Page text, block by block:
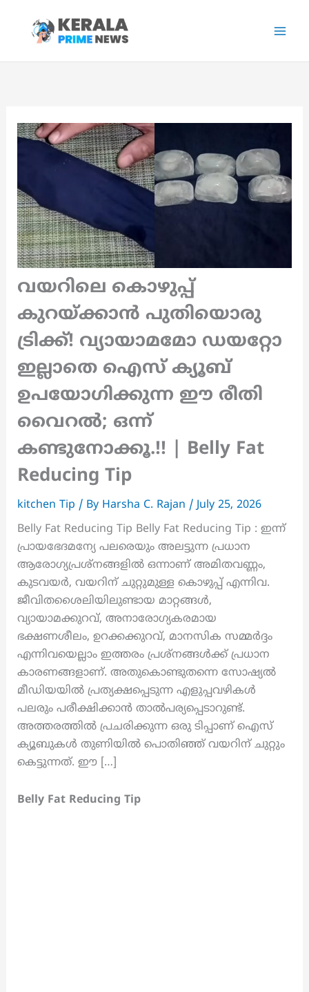
content
വയറിലെ കൊഴുപ്പ്
കുറയ്ക്കാൻ പുതിയൊരു
ട്രിക്ക്! വ്യായാമമോ ഡയറ്റോ
ഇല്ലാതെ ഐസ് ക്യൂബ്
ഉപയോഗിക്കുന്ന ഈ രീതി
വൈറൽ; ഒന്ന്
കണ്ടുനോക്കൂ.!! | Belly Fat
Reducing Tip
kitchen Tip / By Harsha C. Rajan / July 25, 2026
Belly Fat Reducing Tip Belly Fat Reducing Tip : ഇന്ന്
പ്രായഭേദമന്യേ പലരെയും അലട്ടുന്ന പ്രധാന
ആരോഗ്യപ്രശ്നങ്ങളിൽ ഒന്നാണ് അമിതവണ്ണം,
കുടവയർ, വയറിന് ചുറ്റുമുള്ള കൊഴുപ്പ് എന്നിവ.
ജീവിതശൈലിയിലുണ്ടായ മാറ്റങ്ങൾ,
വ്യായാമക്കുറവ്, അനാരോഗ്യകരമായ
ഭക്ഷണശീലം, ഉറക്കക്കുറവ്, മാനസിക സമ്മർദ്ദം
എന്നിവയെല്ലാം ഇത്തരം പ്രശ്നങ്ങൾക്ക് പ്രധാന
കാരണങ്ങളാണ്. അതുകൊണ്ടുതന്നെ സോഷ്യൽ
മീഡിയയിൽ പ്രത്യക്ഷപ്പെടുന്ന എളുപ്പവഴികൾ
പലരും പരീക്ഷിക്കാൻ താൽപര്യപ്പെടാറുണ്ട്.
അത്തരത്തിൽ പ്രചരിക്കുന്ന ഒരു ടിപ്പാണ് ഐസ്
ക്യൂബുകൾ തുണിയിൽ പൊതിഞ്ഞ് വയറിന് ചുറ്റും
കെട്ടുന്നത്. ഈ […]
Belly Fat Reducing Tip